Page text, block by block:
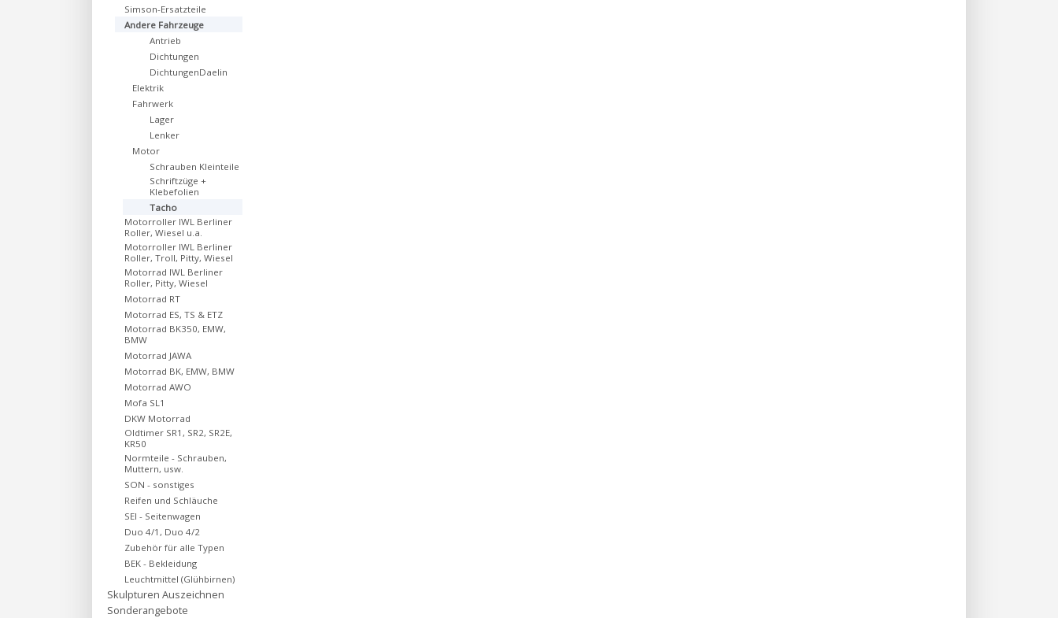
Simson-Ersatzteile
Andere Fahrzeuge
Antrieb
Dichtungen
DichtungenDaelin
Elektrik
Fahrwerk
Lager
Lenker
Motor
Schrauben Kleinteile
Schriftzüge +
Klebefolien
Tacho
Motorroller IWL Berliner
Roller, Wiesel u.a.
Motorroller IWL Berliner
Roller, Troll, Pitty, Wiesel
Motorrad IWL Berliner
Roller, Pitty, Wiesel
Motorrad RT
Motorrad ES, TS & ETZ
Motorrad BK350, EMW,
BMW
Motorrad JAWA
Motorrad BK, EMW, BMW
Motorrad AWO
Mofa SL1
DKW Motorrad
Oldtimer SR1, SR2, SR2E,
KR50
Normteile - Schrauben,
Muttern, usw.
SON - sonstiges
Reifen und Schläuche
SEI - Seitenwagen
Duo 4/1, Duo 4/2
Zubehör für alle Typen
BEK - Bekleidung
Leuchtmittel (Glühbirnen)
Skulpturen Auszeichnen
Sonderangebote